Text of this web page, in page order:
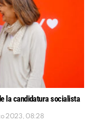
la candidatura socialista
2023, 08:28